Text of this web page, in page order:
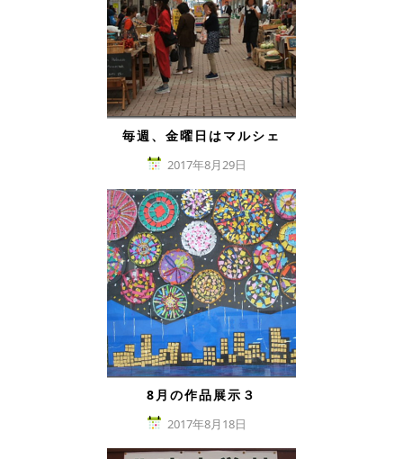
毎週、金曜日はマルシェ
2017年8月29日
8月の作品展示３
2017年8月18日